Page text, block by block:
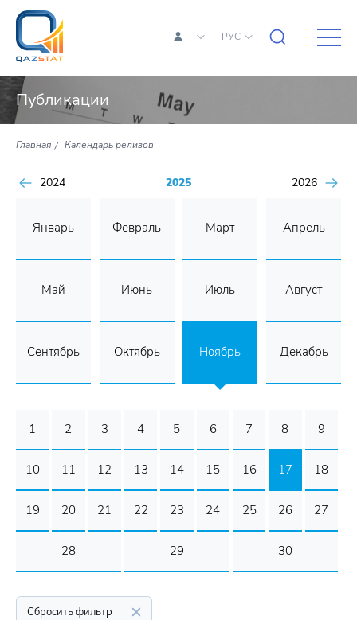
РУС
Публикации
Главная Календарь релизов
2024 2025 2026
Январь Февраль Март Апрель
Май Июнь Июль Август
Сентябрь Октябрь Ноябрь Декабрь
1 2 3 4 5 6 7 8 9
10 11 12 13 14 15 16 17 18
19 20 21 22 23 24 25 26 27
28 29 30
Сбросить фильтр